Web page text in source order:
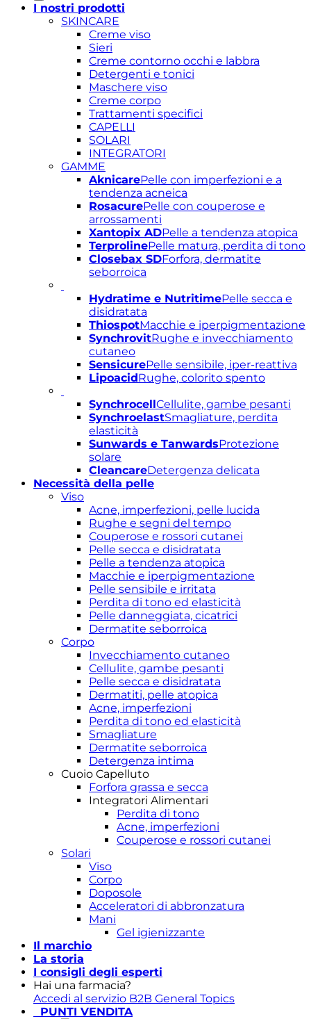
I nostri prodotti
SKINCARE
Creme viso
Sieri
Creme contorno occhi e labbra
Detergenti e tonici
Maschere viso
Creme corpo
Trattamenti specifici
CAPELLI
SOLARI
INTEGRATORI
GAMME
AknicarePelle con imperfezioni e a
tendenza acneica
RosacurePelle con couperose e
arrossamenti
Xantopix ADPelle a tendenza atopica
TerprolinePelle matura, perdita di tono
Closebax SDForfora, dermatite
seborroica
Hydratime e NutritimePelle secca e
disidratata
ThiospotMacchie e iperpigmentazione
SynchrovitRughe e invecchiamento
cutaneo
SensicurePelle sensibile, iper-reattiva
LipoacidRughe, colorito spento
SynchrocellCellulite, gambe pesanti
SynchroelastSmagliature, perdita
elasticità
Sunwards e TanwardsProtezione
solare
CleancareDetergenza delicata
Necessità della pelle
Viso
Acne, imperfezioni, pelle lucida
Rughe e segni del tempo
Couperose e rossori cutanei
Pelle secca e disidratata
Pelle a tendenza atopica
Macchie e iperpigmentazione
Pelle sensibile e irritata
Perdita di tono ed elasticità
Pelle danneggiata, cicatrici
Dermatite seborroica
Corpo
Invecchiamento cutaneo
Cellulite, gambe pesanti
Pelle secca e disidratata
Dermatiti, pelle atopica
Acne, imperfezioni
Perdita di tono ed elasticità
Smagliature
Dermatite seborroica
Detergenza intima
Cuoio Capelluto
Forfora grassa e secca
Integratori Alimentari
Perdita di tono
Acne, imperfezioni
Couperose e rossori cutanei
Solari
Viso
Corpo
Doposole
Acceleratori di abbronzatura
Mani
Gel igienizzante
Il marchio
La storia
I consigli degli esperti
Hai una farmacia?
Accedi al servizio B2B General Topics
PUNTI VENDITA